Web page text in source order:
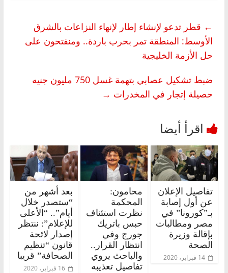
← قطر تدعو لإنشاء إطار لإنهاء النزاعات بالشرق
الأوسط: المنطقة تمر بحرب باردة.. ومنفتحون على
حل الأزمة الخليجية
ضبط تشكيل عصابي بتهمة غسل 750 مليون جنيه
حصيلة إتجار في المخدرات →
تفاصيل الإعلان
عن أول إصابة
بـ”كورونا” في
مصر ومطالبات
بإقالة وزيرة
الصحة
14 فبراير، 2020
محامون:
المحكمة
نظرت استئناف
حبس باتريك
جورج وفي
انتظار القرار..
والباحث يروي
تفاصيل تعذيبه
بعد أشهر من
“ستصدر خلال
أيام”.. “الأعلى
للإعلام”: ننتظر
إصدار لائحة
قانون “تنظيم
الصحافة” قريبا
16 فبراير، 2020